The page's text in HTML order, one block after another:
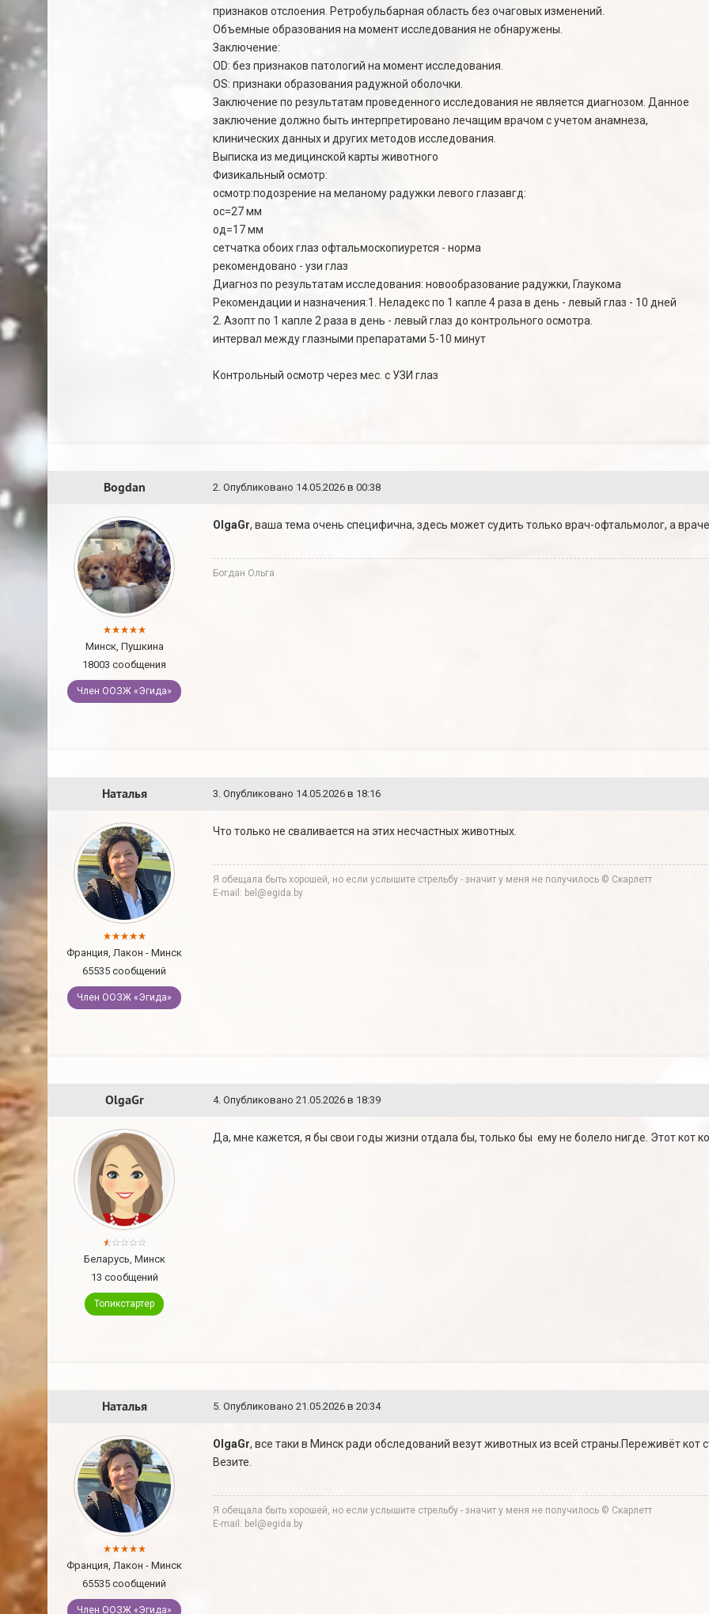
признаков отслоения. Ретробульбарная область без очаговых изменений.
Объемные образования на момент исследования не обнаружены.
Заключение:
OD: без признаков патологий на момент исследования.
OS: признаки образования радужной оболочки.
Заключение по результатам проведенного исследования не является диагнозом. Данное
заключение должно быть интерпретировано лечащим врачом с учетом анамнеза,
клинических данных и других методов исследования.
Выписка из медицинской карты животного
Физикальный осмотр:
осмотр:подозрение на меланому радужки левого глазавгд:
ос=27 мм
од=17 мм
сетчатка обоих глаз офтальмоскопиурется - норма
рекомендовано - узи глаз
Диагноз по результатам исследования: новообразование радужки, Глаукома
Рекомендации и назначения:1. Неладекс по 1 капле 4 раза в день - левый глаз - 10 дней
2. Азопт по 1 капле 2 раза в день - левый глаз до контрольного осмотра.
интервал между глазными препаратами 5-10 минут
Контрольный осмотр через мес. с УЗИ глаз
Bogdan 2. Опубликовано 14.05.2026 в 00:38
Минск, Пушкина
18003 сообщения
Член ООЗЖ «Эгида»
OlgaGr, ваша тема очень специфична, здесь может судить только врач-офтальмолог, а
Богдан Ольга
Наталья 3. Опубликовано 14.05.2026 в 18:16
Франция, Лакон - Минск
65535 сообщений
Член ООЗЖ «Эгида»
Что только не сваливается на этих несчастных животных.
Я обещала быть хорошей, но если услышите стрельбу - значит у меня не получилось © Скарлетт
E-mail: bel@egida.by
OlgaGr 4. Опубликовано 21.05.2026 в 18:39
Беларусь, Минск
13 сообщений
Топикстартер
Да, мне кажется, я бы свои годы жизни отдала бы, только бы ему не болело нигде. Этот кот
Наталья 5. Опубликовано 21.05.2026 в 20:34
Франция, Лакон - Минск
65535 сообщений
Член ООЗЖ «Эгида»
OlgaGr, все таки в Минск ради обследований везут животных из всей страны.Переживёт кот
Везите.
Я обещала быть хорошей, но если услышите стрельбу - значит у меня не получилось © Скарлетт
E-mail: bel@egida.by